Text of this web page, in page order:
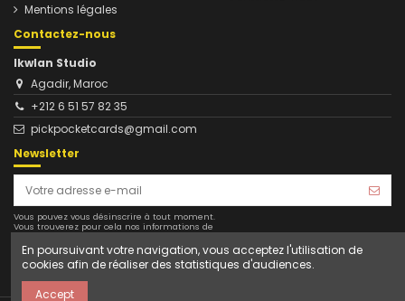
Mentions légales
Contactez-nous
Ikwlan Studio
Agadir, Maroc
+212 6 51 57 82 35
pickpocketcards@gmail.com
Newsletter
Vous pouvez vous désinscrire à tout moment.
Vous trouverez pour cela nos informations de
contact dans les conditions d'utilisation du site.
En poursuivant votre navigation, vous acceptez l'utilisation de
cookies afin de réaliser des statistiques d'audiences.
Accept